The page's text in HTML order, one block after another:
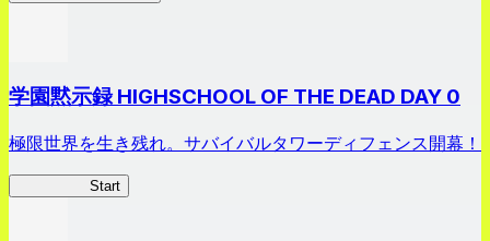
学園黙示録 HIGHSCHOOL OF THE DEAD DAY 0
極限世界を生き残れ。サバイバルタワーディフェンス開幕！
Start